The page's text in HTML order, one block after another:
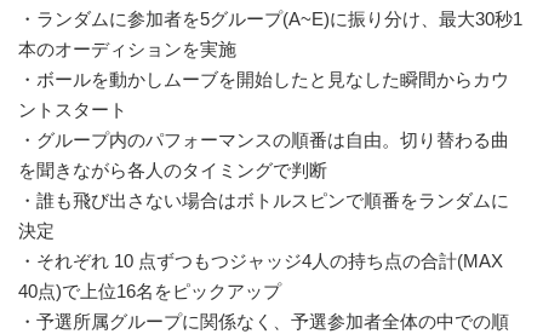
・ランダムに参加者を5グループ(A~E)に振り分け、最大30秒1
本のオーディションを実施
・ボールを動かしムーブを開始したと見なした瞬間からカウ
ントスタート
・グループ内のパフォーマンスの順番は自由。切り替わる曲
を聞きながら各人のタイミングで判断
・誰も飛び出さない場合はボトルスピンで順番をランダムに
決定
・それぞれ 10 点ずつもつジャッジ4人の持ち点の合計(MAX
40点)で上位16名をピックアップ
・予選所属グループに関係なく、予選参加者全体の中での順